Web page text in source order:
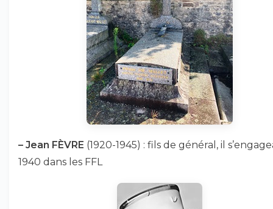
– Jean FÈVRE (1920-1945) : fils de général, il
1940 dans les FFL